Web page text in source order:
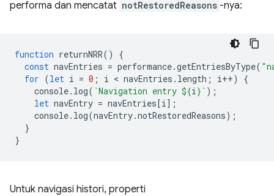
performa dan mencatat notRestoredReasons -nya:
function returnNRR()
{
const navEntries = performance.getEntriesByType(
for (let i = 0 ; i < navEntries . length ; i++)
{
console. log( `Navigation entry ${i} ` );
let navEntry = navEntries[i];
console. log(navEntry.notRestoredReasons);
}
}
Untuk navigasi histori, properti